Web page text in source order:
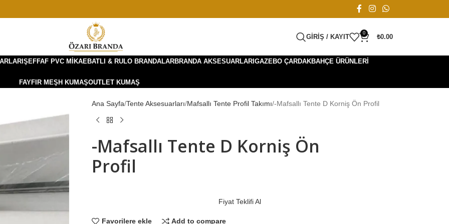
GIRIŞ / KAYIT
0
₺0.00
ŞEFFAF PVC MIKAEBATLI & RULO BRANDALARBRANDA AKSESUARLARIGAZEBO ÇARDAKBAHÇE ÜRÜNLERI
FAYFIR MEŞH KUMAŞOUTLET KUMAŞ
Ana Sayfa Tente Aksesuarları Mafsallı Tente Profil Takımı -Mafsallı Tente D Korniş Ön Profil
-Mafsallı Tente D Korniş Ön
Profil
Fiyat Teklifi Al
Favorilere ekle Add to compare